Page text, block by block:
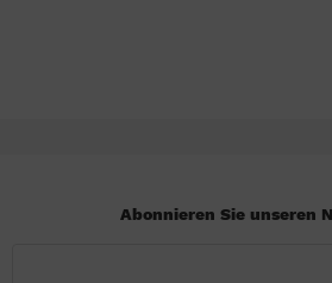
Abonnieren Sie unseren